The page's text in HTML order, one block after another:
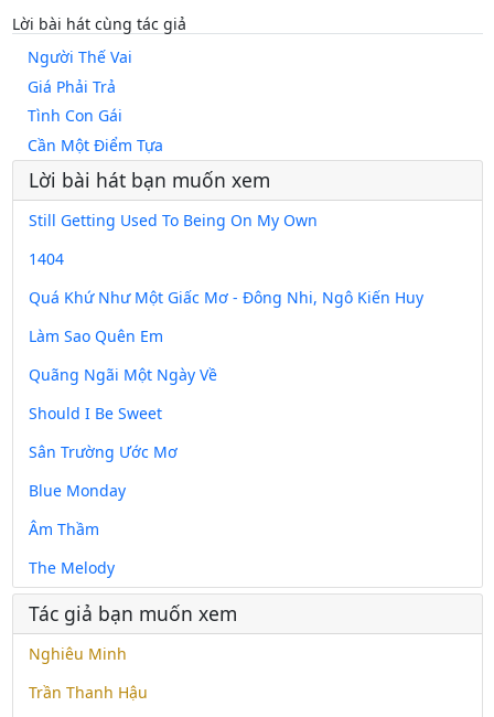
Lời bài hát cùng tác giả
Người Thế Vai
Giá Phải Trả
Tình Con Gái
Cần Một Điểm Tựa
Lời bài hát bạn muốn xem
Still Getting Used To Being On My Own
1404
Quá Khứ Như Một Giấc Mơ - Đông Nhi, Ngô Kiến Huy
Làm Sao Quên Em
Quãng Ngãi Một Ngày Về
Should I Be Sweet
Sân Trường Ước Mơ
Blue Monday
Âm Thầm
The Melody
Tác giả bạn muốn xem
Nghiêu Minh
Trần Thanh Hậu